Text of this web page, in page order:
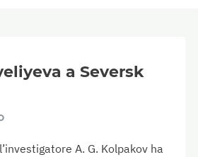
a Seversk
A. G. Kolpakov ha